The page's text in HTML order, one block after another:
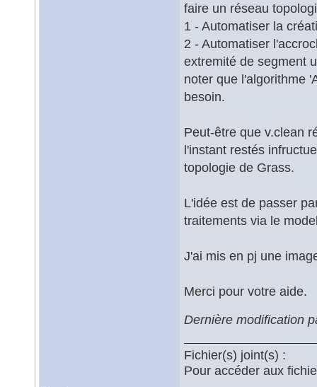
faire un réseau
1 - Automatiser la
2 - Automatiser
extremité de segment
noter que l'algorithme
besoin.
Peut-être que v.clean
l'instant restés
topologie de Grass.
L'idée est de passer
traitements via le
J'ai mis en pj une
Merci pour votre aide.
Dernière modification
Fichier(s) joint(s) :
Pour accéder aux